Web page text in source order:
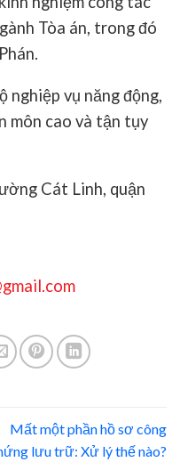
Tòa án, trong đó
nghiệp vụ năng động,
môn cao và tận tụy
Cát Linh, quận
Mất một phần hồ sơ công
lưu trữ: Xử lý thế nào?